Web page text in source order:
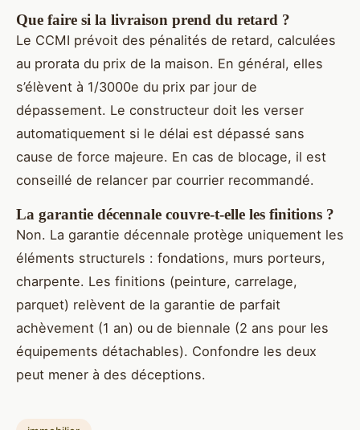
Que faire si la livraison prend du retard ?
Le CCMI prévoit des pénalités de retard, calculées
au prorata du prix de la maison. En général, elles
s’élèvent à 1/3000e du prix par jour de
dépassement. Le constructeur doit les verser
automatiquement si le délai est dépassé sans
cause de force majeure. En cas de blocage, il est
conseillé de relancer par courrier recommandé.
La garantie décennale couvre-t-elle les finitions ?
Non. La garantie décennale protège uniquement les
éléments structurels : fondations, murs porteurs,
charpente. Les finitions (peinture, carrelage,
parquet) relèvent de la garantie de parfait
achèvement (1 an) ou de biennale (2 ans pour les
équipements détachables). Confondre les deux
peut mener à des déceptions.